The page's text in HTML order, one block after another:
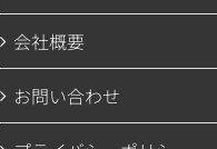
会社概要
お問い合わせ